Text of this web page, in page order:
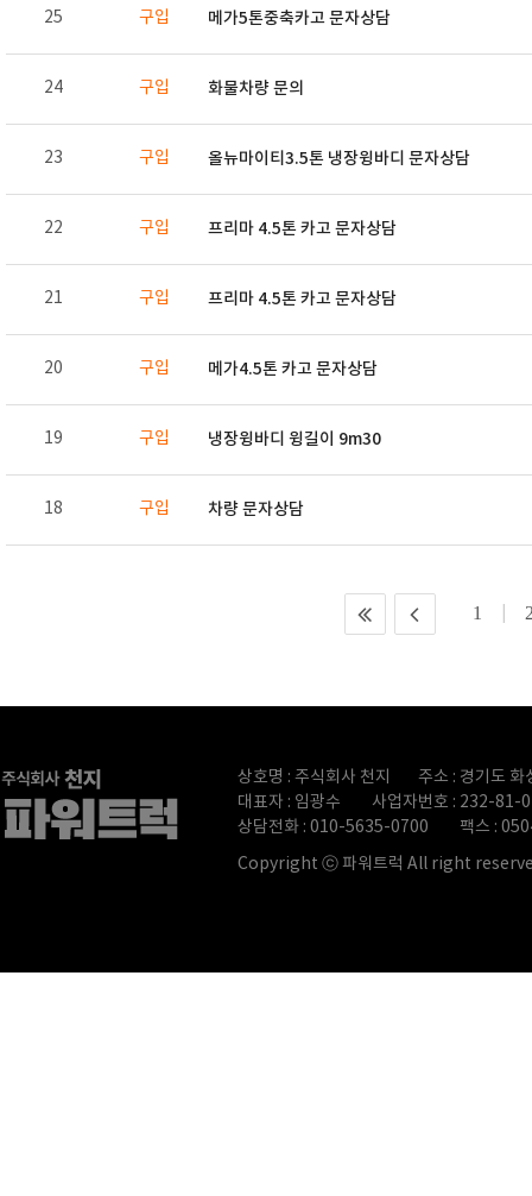
25 구입 메가5톤중축카고 문자상담
24 구입 화물차량 문의
23 구입 올뉴마이티3.5톤 냉장윙바디 문자상담
22 구입 프리마 4.5톤 카고 문자상담
21 구입 프리마 4.5톤 카고 문자상담
20 구입 메가4.5톤 카고 문자상담
19 구입 냉장윙바디 윙길이 9m30
18 구입 차량 문자상담
1
상호명 : 주식회사 천지
주소 : 경기도
대표자 : 임광수
사업자번호 : 232-81-
상담전화 : 010-5635-0700
팩스 :
Copyright ⓒ 파워트럭 All right